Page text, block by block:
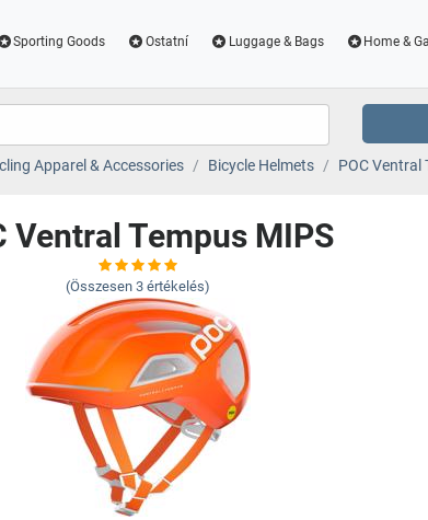
Sporting Goods Ostatní Luggage & Bags Home &
Apparel & Accessories Bicycle Helmets POC Ventral
Ventral Tempus MIPS
(Összesen 3 értékelés)